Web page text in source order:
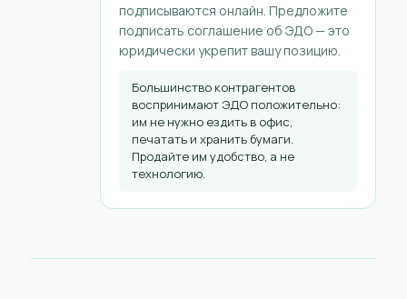
подписываются онлайн. Предложите
подписать соглашение об ЭДО — это
юридически укрепит вашу позицию.
Большинство контрагентов
воспринимают ЭДО положительно:
им не нужно ездить в офис,
печатать и хранить бумаги.
Продайте им удобство, а не
технологию.